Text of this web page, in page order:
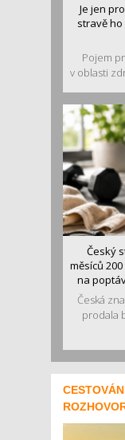
Je jen
stravě
Pojem
v oblasti
Český
měsíců
na
Česká
prodala